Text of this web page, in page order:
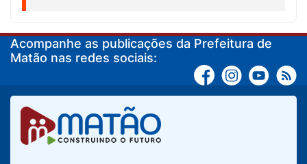
Acompanhe as publicações da Prefeitura de
Matão nas redes sociais: